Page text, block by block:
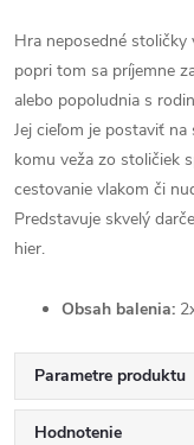
Hra neposedné
popri tom sa príjemne
alebo popoludnia s
Jej cieľom je postaviť
komu veža zo stoličiek
cestovanie vlakom či
Predstavuje skvelý
hier.
Obsah balenia:
Parametre produktu
Hodnotenie